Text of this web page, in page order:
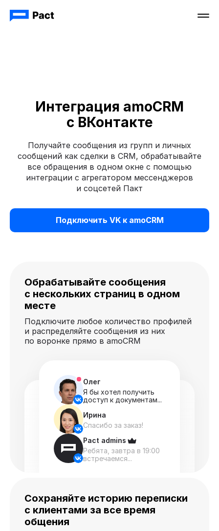
Интеграция amoCRM
с ВКонтакте
Получайте сообщения из групп и личных
сообщений как сделки в CRM, обрабатывайте
все обращения в одном окне с помощью
интеграции с агрегатором мессенджеров
и соцсетей Пакт
Подключить VK к amoCRM
Обрабатывайте сообщения
с нескольких страниц в одном
месте
Подключите любое количество профилей
и распределяйте сообщения из них
по воронке прямо в amoCRM
Олег
Я бы хотел получить
доступ к документам...
Ирина
Спасибо за заказ!
Pact admins
Ребята, завтра в 19:00
встречаемся...
Сохраняйте историю переписки
с клиентами за все время
общения